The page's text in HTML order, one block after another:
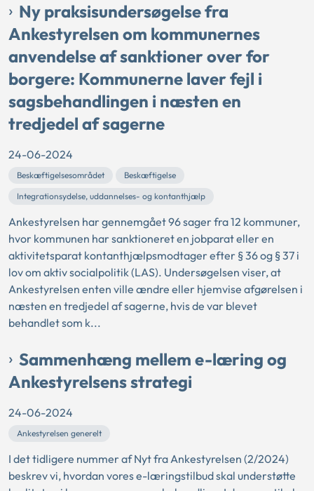
Ny praksisundersøgelse fra
Ankestyrelsen om kommunernes
anvendelse af sanktioner over for
borgere: Kommunerne laver fejl i
sagsbehandlingen i næsten en
tredjedel af sagerne
24-06-2024
Beskæftigelsesområdet
Beskæftigelse
Integrationsydelse, uddannelses- og kontanthjælp
Ankestyrelsen har gennemgået 96 sager fra 12 kommuner,
hvor kommunen har sanktioneret en jobparat eller en
aktivitetsparat kontanthjælpsmodtager efter § 36 og § 37 i
lov om aktiv socialpolitik (LAS). Undersøgelsen viser, at
Ankestyrelsen enten ville ændre eller hjemvise afgørelsen i
næsten en tredjedel af sagerne, hvis de var blevet
behandlet som k...
Sammenhæng mellem e-læring og
Ankestyrelsens strategi
24-06-2024
Ankestyrelsen generelt
I det tidligere nummer af Nyt fra Ankestyrelsen (2/2024)
beskrev vi, hvordan vores e-læringstilbud skal understøtte